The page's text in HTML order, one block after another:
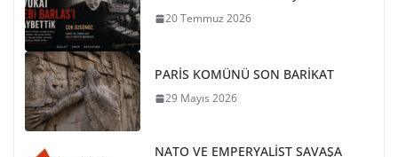
29 Mayıs 2026
NATO VE EMPERYALİST SAVAŞA